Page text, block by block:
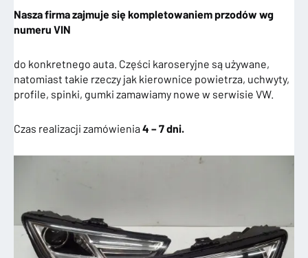
Nasza firma zajmuje się kompletowaniem przodów wg
numeru VIN
do konkretnego auta. Części karoseryjne są używane,
natomiast takie rzeczy jak kierownice powietrza, uchwyty,
profile, spinki, gumki zamawiamy nowe w serwisie VW.
Czas realizacji zamówienia 4 – 7 dni.